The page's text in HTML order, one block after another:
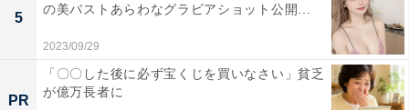
5
の美バストあらわなグラビアショット公開...
2023/09/29
PR
「〇〇した後に必ず宝くじを買いなさい」貧乏
が億万長者に